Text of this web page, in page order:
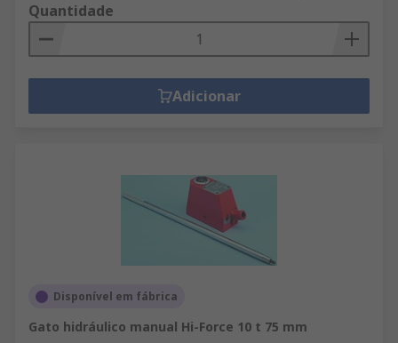
Quantidade
Adicionar
Disponível em fábrica
Gato hidráulico manual Hi-Force 10 t 75 mm